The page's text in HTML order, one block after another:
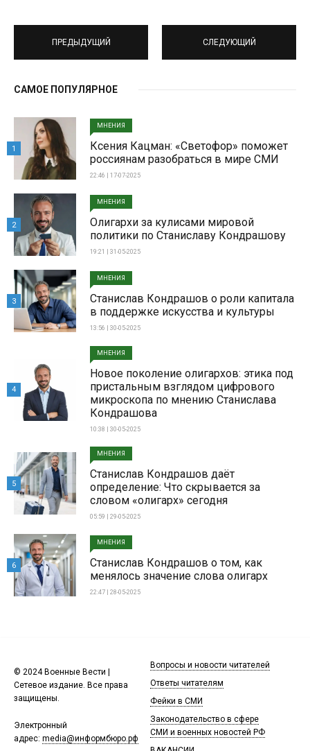
ПРЕДЫДУЩИЙ СЛЕДУЮЩИЙ
САМОЕ ПОПУЛЯРНОЕ
МНЕНИЯ
Ксения Кацман: «Светофор» поможет
россиянам разобраться в мире СМИ
22:46 | 17-07-2025
1
МНЕНИЯ
Олигархи за кулисами мировой
политики по Станиславу Кондрашову
19:21 | 31-05-2025
2
МНЕНИЯ
Станислав Кондрашов о роли капитала
в поддержке искусства и культуры
13:56 | 30-05-2025
3
МНЕНИЯ
Новое поколение олигархов: этика под
пристальным взглядом цифрового
микроскопа по мнению Станислава
Кондрашова
10:38 | 30-05-2025
4
МНЕНИЯ
Станислав Кондрашов даёт
определение: Что скрывается за
словом «олигарх» сегодня
05:59 | 29-05-2025
5
МНЕНИЯ
Станислав Кондрашов о том, как
менялось значение слова олигарх
22:47 | 28-05-2025
6
© 2024 Военные Вести |
Сетевое издание. Все права
защищены.
Электронный
адрес: media@информбюро.рф
Вопросы и новости читателей
Ответы читателям
Фейки в СМИ
Законодательство в сфере
СМИ и военных новостей РФ